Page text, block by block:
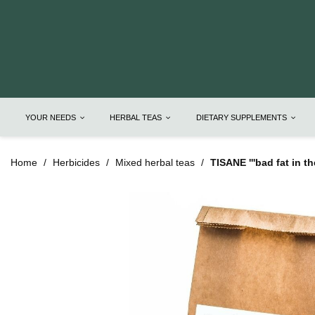
YOUR NEEDS HERBAL TEAS DIETARY SUPPLEMENTS
Home Herbicides Mixed herbal teas TISANE '''bad fat in